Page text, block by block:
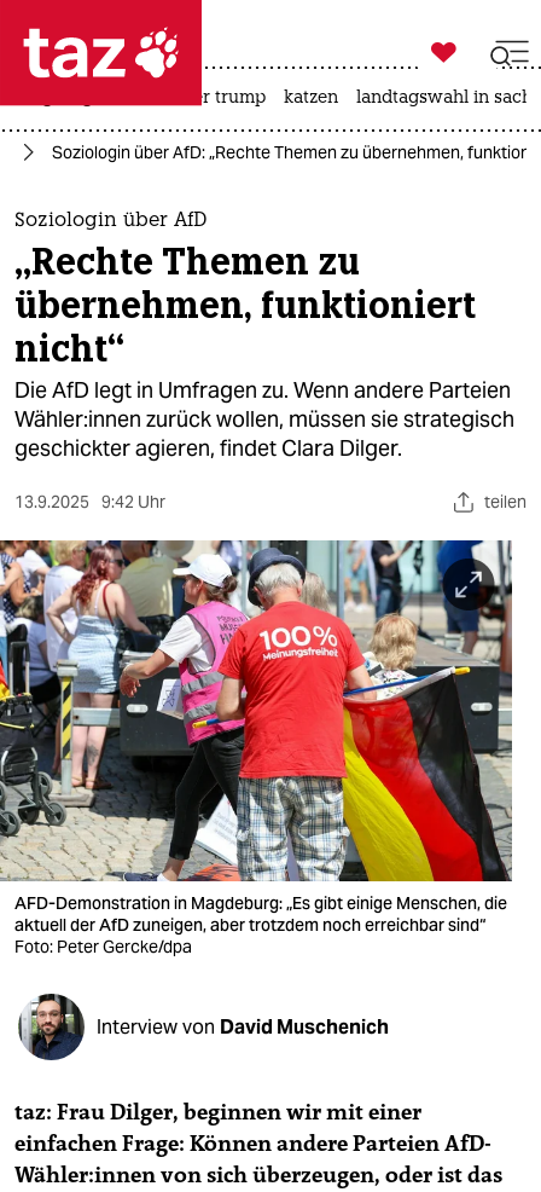
 taz zahl ich
taz zahl ich
themen
politik
öko
gesellschaft
kultur
sport
berlin
nord
wahrheit
verlag
verlag
veranstaltungen
shop
fragen & hilfe
unterstützen
abo
genossenschaft

taz zahl ich
usa unter trump katzen landtagswahl in
Soziologin über AfD: „Rechte Themen zu übernehmen,
Soziologin über AfD
„Rechte Themen zu
übernehmen, funktioniert
nicht“
Die AfD legt in Umfragen zu. Wenn andere Parteien
Wäh­le­r:in­nen zurück wollen, müssen sie strategisch
geschickter agieren, findet Clara Dilger.
13.9.2025 9:42 Uhr teilen
AFD-Demonstration in Magdeburg: „Es gibt einige Menschen, die
aktuell der AfD zuneigen, aber trotzdem noch erreichbar sind“
Foto: Peter Gercke/dpa
Interview von David Muschenich
taz: Frau Dilger, beginnen wir mit einer
einfachen Frage: Können andere Parteien AfD-
Wäh­ler:innen von sich überzeugen, oder ist das